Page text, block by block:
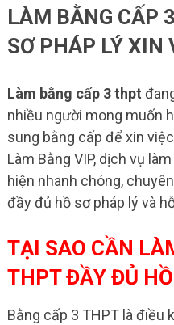
LÀM BẰNG CẤP
SƠ PHÁP LÝ XIN
Làm bằng cấp 3 thpt
nhiều người mong muốn
sung bằng cấp để xin
Làm Bằng VIP, dịch vụ
hiện nhanh chóng,
đầy đủ hồ sơ pháp lý và
TẠI SAO CẦN
THPT ĐẦY ĐỦ
Bằng cấp 3 THPT là điều